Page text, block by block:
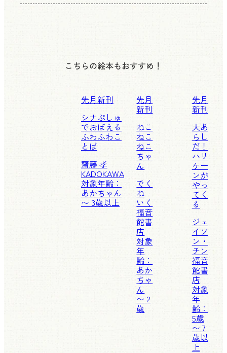
こちらの絵本もおすすめ！
先月新刊
シナぷしゅ
でおぼえる
ふわふわこ
とば
齋藤 孝
KADOKAWA
対象年齢：
あかちゃん
〜 3歳以上
先月
新刊
ねこ
ねこ
ねこ
ちゃ
ん
でく
ね
いく
福音
館書
店
対象
年
齢：
あか
ちゃ
ん
〜 2
歳
先月
新刊
大あ
らし
だ！
ハリ
ケー
ンが
やっ
てく
る
ジェ
イソ
ン・
チン
福音
館書
店
対象
年
齢：
5歳
〜 7
歳以
上